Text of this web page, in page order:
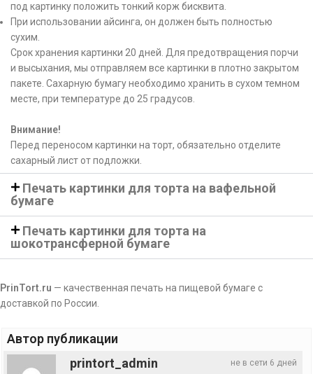
под картинку положить тонкий корж бисквита.
При использовании айсинга, он должен быть полностью
сухим.
Срок хранения картинки 20 дней. Для предотвращения порчи
и высыхания, мы отправляем все картинки в плотно закрытом
пакете. Сахарную бумагу необходимо хранить в сухом темном
месте, при температуре до 25 градусов.
Внимание!
Перед переносом картинки на торт, обязательно отделите
сахарный лист от подложки.
Печать картинки для торта на вафельной
бумаге
Печать картинки для торта на
шокотрансферной бумаге
PrinTort.ru — качественная печать на пищевой бумаге с
доставкой по России.
Автор публикации
не в сети 6 дней
printort_admin